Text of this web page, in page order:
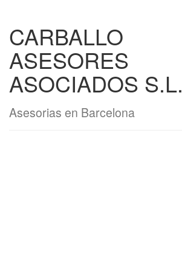
CARBALLO
ASESORES
ASOCIADOS S.L.
Asesorias en Barcelona